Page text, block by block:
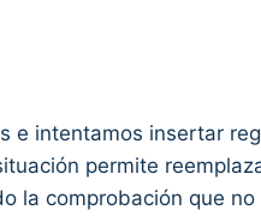
e intentamos insertar
permite
la comprobación que